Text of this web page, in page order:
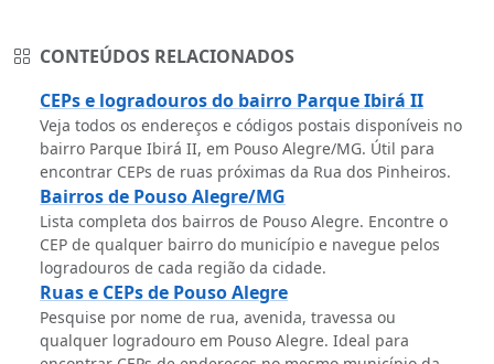
CONTEÚDOS RELACIONADOS
CEPs e logradouros do bairro Parque Ibirá II
Veja todos os endereços e códigos postais disponíveis no
bairro Parque Ibirá II, em Pouso Alegre/MG. Útil para
encontrar CEPs de ruas próximas da Rua dos Pinheiros.
Bairros de Pouso Alegre/MG
Lista completa dos bairros de Pouso Alegre. Encontre o
CEP de qualquer bairro do município e navegue pelos
logradouros de cada região da cidade.
Ruas e CEPs de Pouso Alegre
Pesquise por nome de rua, avenida, travessa ou
qualquer logradouro em Pouso Alegre. Ideal para